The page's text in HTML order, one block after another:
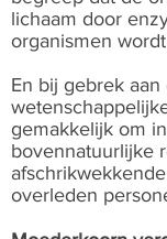
lichaam door
organismen
En bij gebrek aan
gemakkelijk om
bovennatuurlijke
overleden